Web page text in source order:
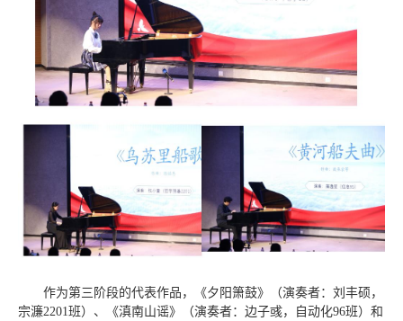
作为第三阶段的代表作品，《夕阳箫鼓》（演奏者：刘丰硕，
宗濂2201班）、《滇南山谣》（演奏者：边子彧，自动化96班）和